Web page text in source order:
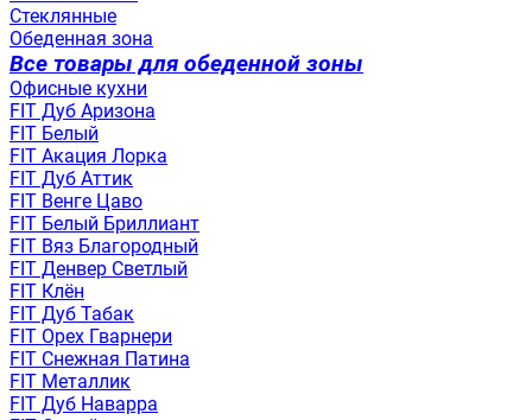
Стеклянные
Обеденная зона
Все товары для обеденной зоны
Офисные кухни
FIT Дуб Аризона
FIT Белый
FIT Акация Лорка
FIT Дуб Аттик
FIT Венге Цаво
FIT Белый Бриллиант
FIT Вяз Благородный
FIT Денвер Светлый
FIT Клён
FIT Дуб Табак
FIT Орех Гварнери
FIT Снежная Патина
FIT Металлик
FIT Дуб Наварра